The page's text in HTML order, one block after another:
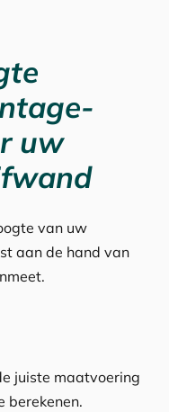
uw
van uw
aan de hand van
juiste maatvoering
berekenen.